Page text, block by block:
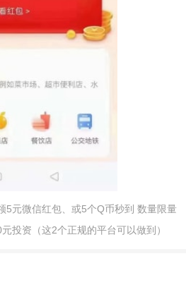
5元微信红包、或5个Q币秒到 数量限量
投资（这2个正规的平台可以做到）